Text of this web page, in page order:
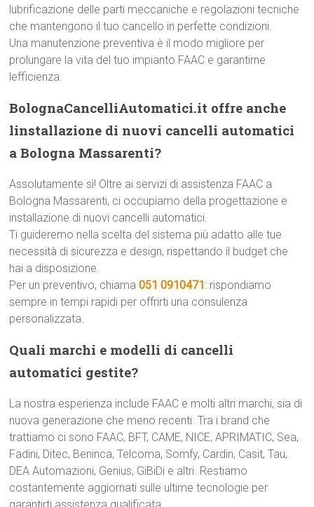
lubrificazione delle parti meccaniche e regolazioni tecniche
che mantengono il tuo cancello in perfette condizioni.
Una manutenzione preventiva è il modo migliore per
prolungare la vita del tuo impianto FAAC e garantirne
lefficienza.
BolognaCancelliAutomatici.it offre anche
linstallazione di nuovi cancelli automatici
a Bologna Massarenti?
Assolutamente sì! Oltre ai servizi di assistenza FAAC a
Bologna Massarenti, ci occupiamo della progettazione e
installazione di nuovi cancelli automatici.
Ti guideremo nella scelta del sistema più adatto alle tue
necessità di sicurezza e design, rispettando il budget che
hai a disposizione.
Per un preventivo, chiama051 0910471: rispondiamo
sempre in tempi rapidi per offrirti una consulenza
personalizzata.
Quali marchi e modelli di cancelli
automatici gestite?
La nostra esperienza include FAAC e molti altri marchi, sia di
nuova generazione che meno recenti. Tra i brand che
trattiamo ci sono FAAC, BFT, CAME, NICE, APRIMATIC, Sea,
Fadini, Ditec, Beninca, Telcoma, Somfy, Cardin, Casit, Tau,
DEA Automazioni, Genius, GiBiDi e altri. Restiamo
costantemente aggiornati sulle ultime tecnologie per